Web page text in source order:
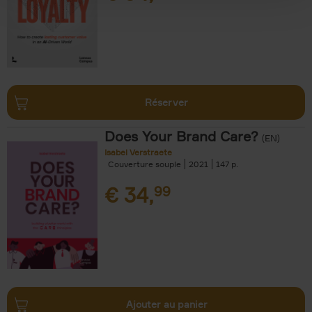
Réserver
Does Your Brand Care? (EN)
Isabel Verstraete
Couverture souple
2021 147
€ 34,99
Ajouter au panier